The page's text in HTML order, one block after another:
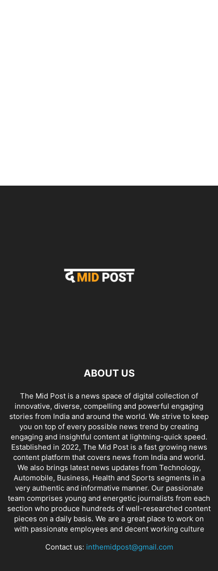
ABOUT US
The Mid Post is a news space of digital collection of
innovative, diverse, compelling and powerful engaging
stories from India and around the world. We strive to keep
you on top of every possible news trend by creating
engaging and insightful content at lightning-quick speed.
Established in 2022, The Mid Post is a fast growing news
content platform that covers news from India and world.
We also brings latest news updates from Technology,
Automobile, Business, Health and Sports segments in a
very authentic and informative manner. Our passionate
team comprises young and energetic journalists from each
section who produce hundreds of well-researched content
pieces on a daily basis. We are a great place to work on
with passionate employees and decent working culture
Contact us: inthemidpost@gmail.com